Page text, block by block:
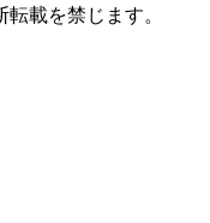
載を禁じます。